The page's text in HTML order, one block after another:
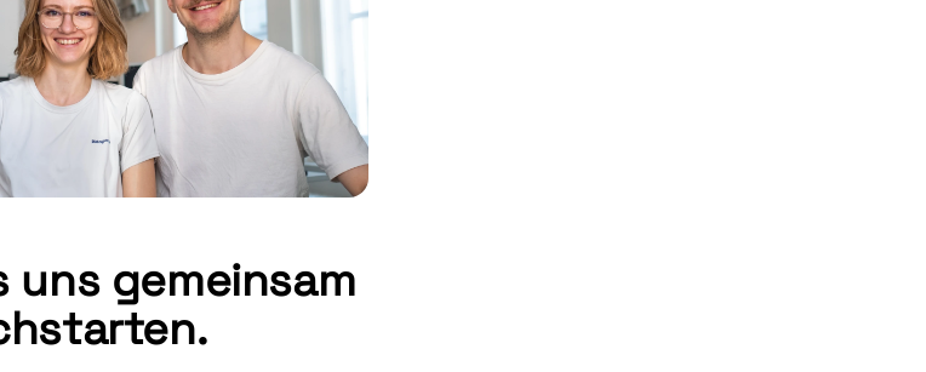
uns gemeinsam